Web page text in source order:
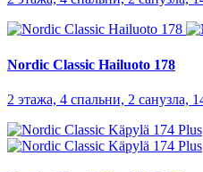
Nordic Classic Hailuoto 178
2 этажа, 4 спальни, 2 санузла,